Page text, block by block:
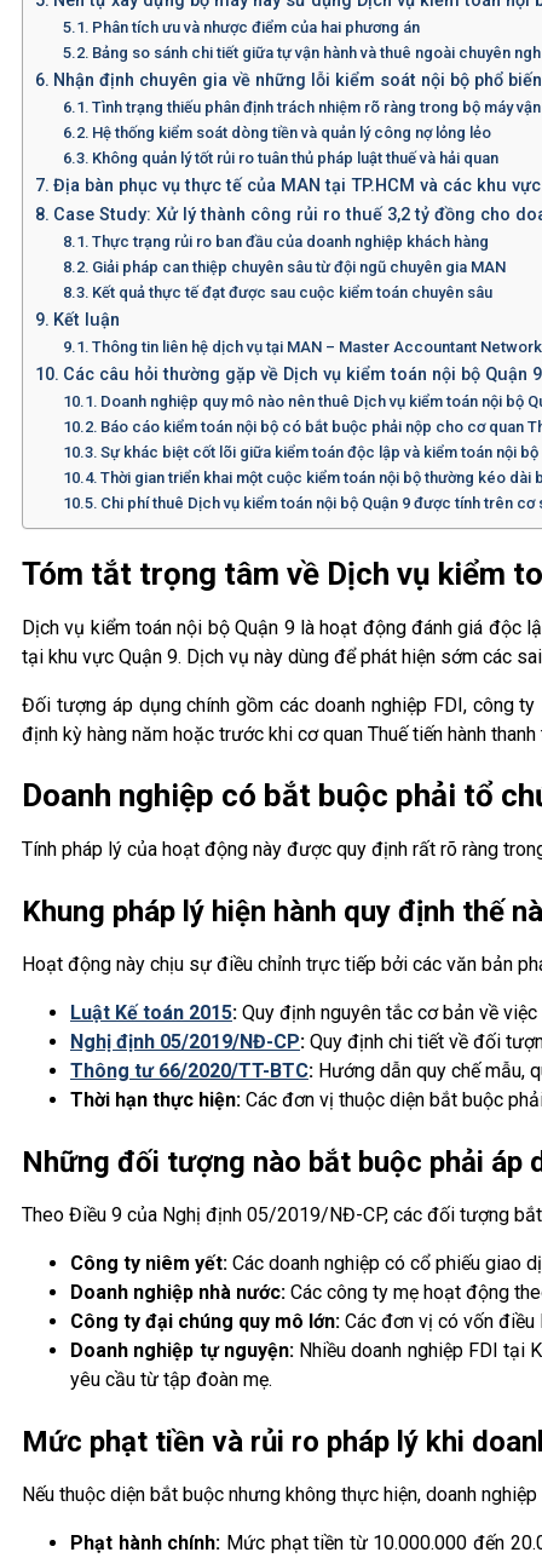
Phân tích ưu và nhược điểm của hai phương án
Bảng so sánh chi tiết giữa tự vận hành và thuê ngoài chuyên
Nhận định chuyên gia về những lỗi kiểm soát nội bộ phổ
Tình trạng thiếu phân định trách nhiệm rõ ràng trong bộ máy
Hệ thống kiểm soát dòng tiền và quản lý công nợ lỏng lẻo
Không quản lý tốt rủi ro tuân thủ pháp luật thuế và hải quan
Địa bàn phục vụ thực tế của MAN tại TP.HCM và các khu
Case Study: Xử lý thành công rủi ro thuế 3,2 tỷ đồng cho
Thực trạng rủi ro ban đầu của doanh nghiệp khách hàng
Giải pháp can thiệp chuyên sâu từ đội ngũ chuyên gia MAN
Kết quả thực tế đạt được sau cuộc kiểm toán chuyên sâu
Kết luận
Thông tin liên hệ dịch vụ tại MAN – Master Accountant Network
Các câu hỏi thường gặp về Dịch vụ kiểm toán nội bộ Quận 9
Doanh nghiệp quy mô nào nên thuê Dịch vụ kiểm toán nội bộ
Báo cáo kiểm toán nội bộ có bắt buộc phải nộp cho cơ quan
Sự khác biệt cốt lõi giữa kiểm toán độc lập và kiểm toán nội bộ
Thời gian triển khai một cuộc kiểm toán nội bộ thường kéo dài
Chi phí thuê Dịch vụ kiểm toán nội bộ Quận 9 được tính trên cơ
Tóm tắt trọng tâm về Dịch vụ kiểm
Dịch vụ kiểm toán nội bộ Quận 9 là hoạt động đánh giá độc
tại khu vực Quận 9. Dịch vụ này dùng để phát hiện sớm các
Đối tượng áp dụng chính gồm các doanh nghiệp FDI, công
định kỳ hàng năm hoặc trước khi cơ quan Thuế tiến hành
Doanh nghiệp có bắt buộc phải tổ
Tính pháp lý của hoạt động này được quy định rất rõ ràng
Khung pháp lý hiện hành quy định thế
Hoạt động này chịu sự điều chỉnh trực tiếp bởi các văn bản
Luật Kế toán 2015: Quy định nguyên tắc cơ bản về
Nghị định 05/2019/NĐ-CP: Quy định chi tiết về đối
Thông tư 66/2020/TT-BTC: Hướng dẫn quy chế mẫu,
Thời hạn thực hiện: Các đơn vị thuộc diện bắt buộc
Những đối tượng nào bắt buộc phải áp
Theo Điều 9 của Nghị định 05/2019/NĐ-CP, các đối tượng
Công ty niêm yết: Các doanh nghiệp có cổ phiếu giao
Doanh nghiệp nhà nước: Các công ty mẹ hoạt động
Công ty đại chúng quy mô lớn: Các đơn vị có vốn
Doanh nghiệp tự nguyện:Nhiều doanh nghiệp FDI tại
yêu cầu từ tập đoàn mẹ.
Mức phạt tiền và rủi ro pháp lý khi
Nếu thuộc diện bắt buộc nhưng không thực hiện, doanh
Phạt hành chính: Mức phạt tiền từ 10.000.000 đến